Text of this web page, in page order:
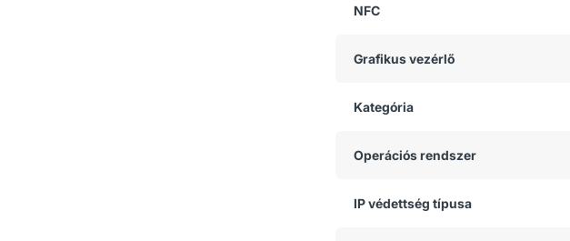
NFC
Grafikus vezérlő
Kategória
Operációs rendszer
IP védettség típusa